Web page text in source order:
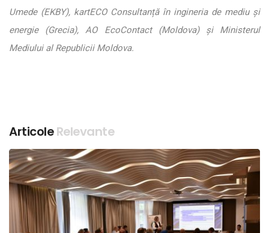
Umede (EKBY), kartECO Consultanță în ingineria de mediu și
energie (Grecia), AO EcoContact (Moldova) și Ministerul
Mediului al Republicii Moldova.
ArticoleRelevante